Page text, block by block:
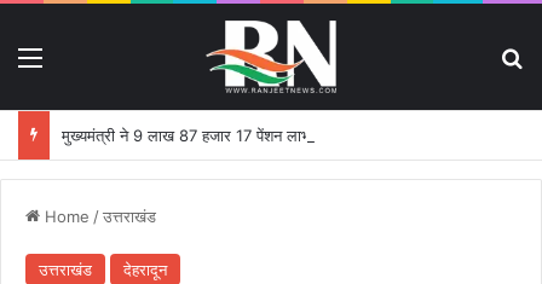
Home /उत्तराखंड
उत्तराखंड देहरादून